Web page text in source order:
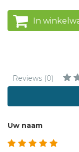
In
Reviews (0)
Uw naam